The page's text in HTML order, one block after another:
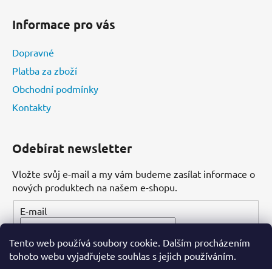
Tento web používá soubory cookie. Dalším procházením
tohoto webu vyjadřujete souhlas s jejich používáním.
Informace pro vás
Dopravné
Platba za zboží
Obchodní podmínky
Kontakty
Odebírat newsletter
Vložte svůj e-mail a my vám budeme zasílat informace o
nových produktech na našem e-shopu.
E-mail
PŘIHLÁSIT SE